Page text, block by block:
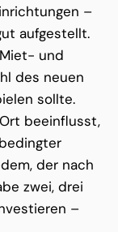
–
aufgestellt.
und
des neuen
sollte.
beeinflusst,
der nach
zwei, drei
–